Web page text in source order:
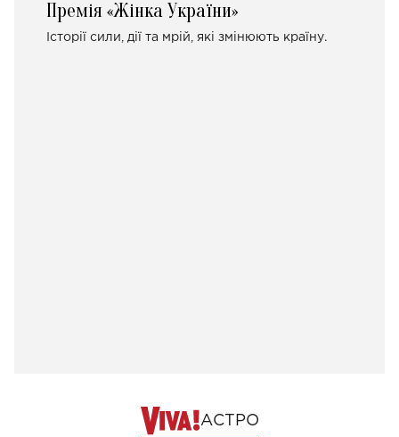
Премія «Жінка України»
Історії сили, дії та мрій, які змінюють країну.
АСТРО